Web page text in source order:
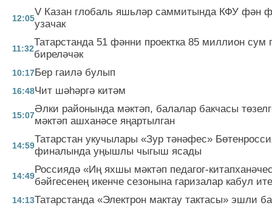
12:05
V Казан глобаль яшьләр саммитында КФУ фән
узачак
11:32
Татарстанда 51 фәнни проектка 85 миллион сум
биреләчәк
10:17Бер гаилә булып
16:48Чит шәһәргә китәм
15:07
Әлки районында мәктәп, балалар бакчасы
мәктәп ашханәсе яңартылган
14:59
Татарстан укучылары «Зур тәнәфес»
финалында уңышлы чыгыш ясады
14:49
Россиядә «Иң яхшы мәктәп педагог-
бәйгесенең икенче сезонына гаризалар кабул
14:13Татарстанда «Электрон мактау тактасы» эшли